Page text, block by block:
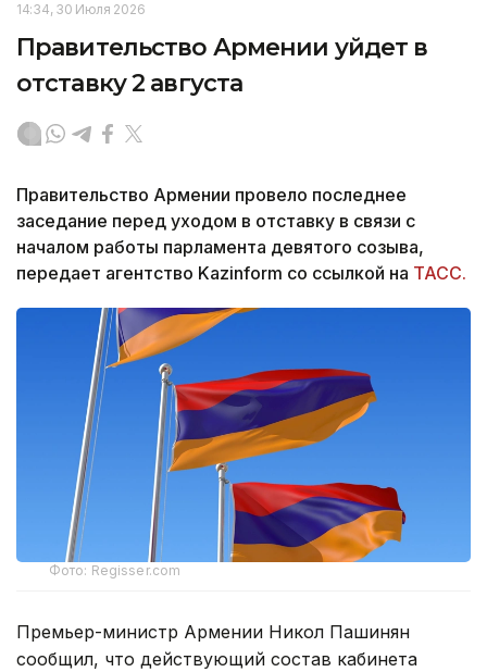
14:34, 30 Июля 2026
Правительство Армении уйдет в
отставку 2 августа
Правительство Армении провело последнее
заседание перед уходом в отставку в связи с
началом работы парламента девятого созыва,
передает агентство Kazinform со ссылкой на ТАСС.
Фото: Regisser.com
Премьер-министр Армении Никол Пашинян
сообщил, что действующий состав кабинета